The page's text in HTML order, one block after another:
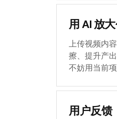
用 AI 放
上传视频内
擦、提升产出
不妨用当前
用户反馈